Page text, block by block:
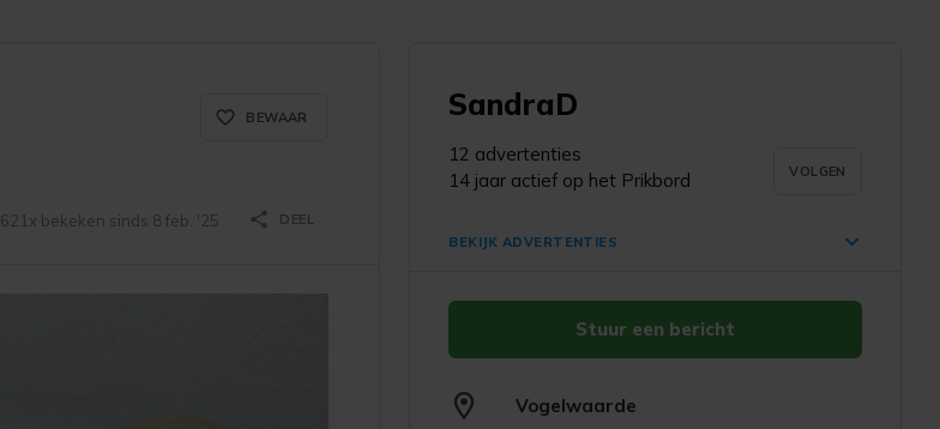
621x bekeken sinds 8 feb. '25 share DEEL
favorite_border_rounded
BEWAAR SandraD
12 advertenties
14 jaar actief op het Prikbord
VOLGEN
BEKIJK ADVERTENTIES
Scooter (drifter of
schommelscooter)
Vogelwaarde
Stuur een bericht
Vogelwaarde